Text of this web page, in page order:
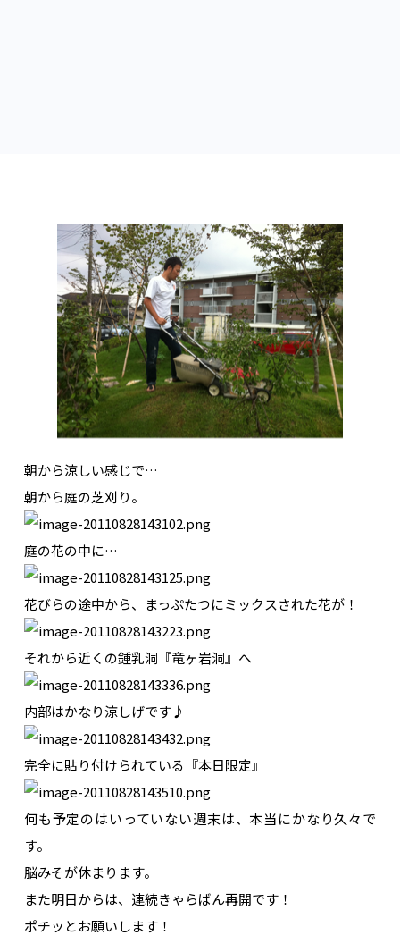
朝から涼しい感じで…
朝から庭の芝刈り。
庭の花の中に…
花びらの途中から、まっぷたつにミックスされた花が！
それから近くの鍾乳洞『竜ヶ岩洞』へ
内部はかなり涼しげです♪
完全に貼り付けられている『本日限定』
何も予定のはいっていない週末は、本当にかなり久々で
す。
脳みそが休まります。
また明日からは、連続きゃらばん再開です！
ポチッとお願いします！